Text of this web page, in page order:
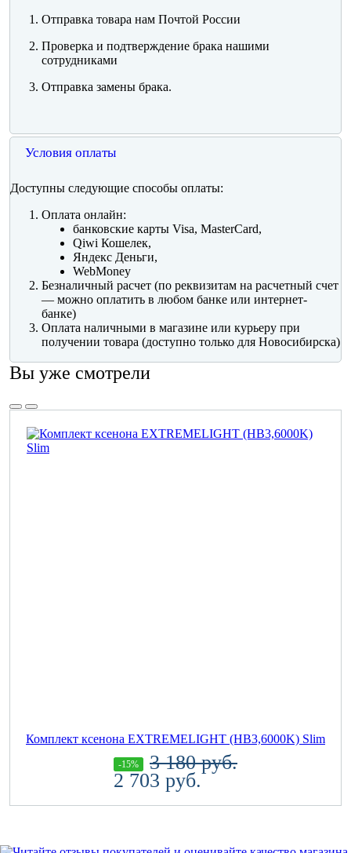
Отправка товара нам Почтой России
Проверка и подтверждение брака нашими
сотрудниками
Отправка замены брака.
Условия оплаты
Доступны следующие способы оплаты:
Оплата онлайн:
банковские карты Visa, MasterCard,
Qiwi Кошелек,
Яндекс Деньги,
WebMoney
Безналичный расчет (по реквизитам на расчетный счет
— можно оплатить в любом банке или интернет-
банке)
Оплата наличными в магазине или курьеру при
получении товара (доступно только для Новосибирска)
Вы уже смотрели
Комплект ксенона EXTREMELIGHT (HB3,6000K) Slim
-15% 3 180 руб.
2 703 руб.